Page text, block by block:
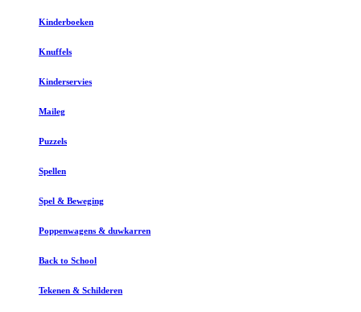
Kinderboeken
Knuffels
Kinderservies
Maileg
Puzzels
Spellen
Spel & Beweging
Poppenwagens & duwkarren
Back to School
Tekenen & Schilderen